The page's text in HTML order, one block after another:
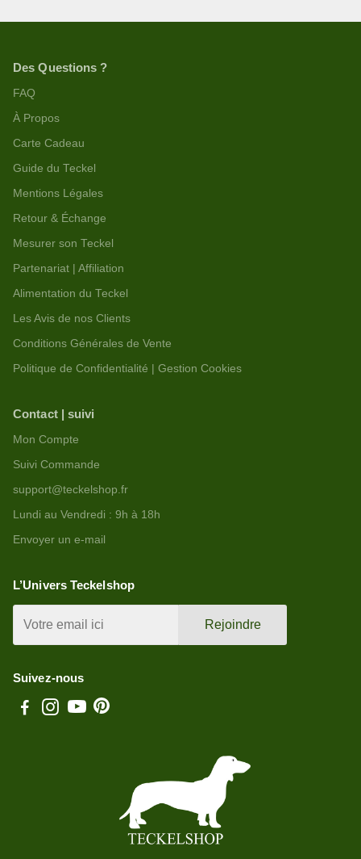
Des Questions ?
FAQ
À Propos
Carte Cadeau
Guide du Teckel
Mentions Légales
Retour & Échange
Mesurer son Teckel
Partenariat | Affiliation
Alimentation du Teckel
Les Avis de nos Clients
Conditions Générales de Vente
Politique de Confidentialité | Gestion Cookies
Contact | suivi
Mon Compte
Suivi Commande
support@teckelshop.fr
Lundi au Vendredi : 9h à 18h
Envoyer un e-mail
L’Univers Teckelshop
Rejoindre
Suivez-nous